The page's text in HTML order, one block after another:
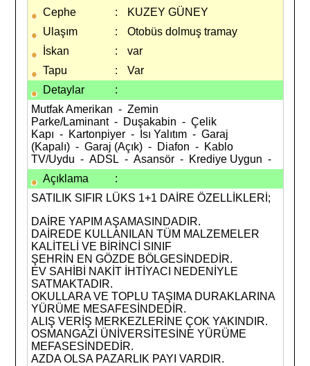
Cephe :
KUZEY GÜNEY
Ulaşım
:
Otobüs dolmuş tramay
İskan
:
var
Tapu
:
Var
Detaylar
:
Mutfak Amerikan - Zemin
Parke/Laminant - Duşakabin - Çelik
Kapı - Kartonpiyer - Isı Yalıtım - Garaj
(Kapalı) - Garaj (Açık) - Diafon - Kablo
TV/Uydu - ADSL - Asansör - Krediye Uygun -
Açıklama
:
SATILIK SIFIR LÜKS 1+1 DAİRE ÖZELLİKLERİ;
DAİRE YAPIM AŞAMASINDADIR.
DAİREDE KULLANILAN TÜM MALZEMELER
KALİTELİ VE BİRİNCİ SINIF
ŞEHRİN EN GÖZDE BÖLGESİNDEDİR.
EV SAHİBİ NAKİT İHTİYACI NEDENİYLE
SATMAKTADIR.
OKULLARA VE TOPLU TAŞIMA DURAKLARINA
YÜRÜME MESAFESİNDEDİR.
ALIŞ VERİŞ MERKEZLERİNE ÇOK YAKINDIR.
OSMANGAZİ ÜNİVERSİTESİNE YÜRÜME
MEFASESİNDEDİR.
AZDA OLSA PAZARLIK PAYI VARDIR.